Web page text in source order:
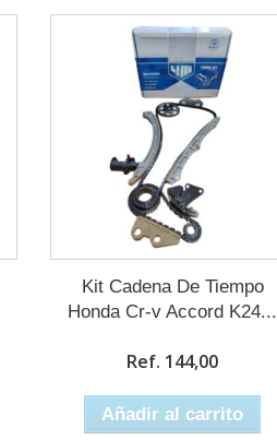
Kit Cadena De Tiempo
Honda Cr-v Accord K24...
Ref. 144,00
Añadir al carrito